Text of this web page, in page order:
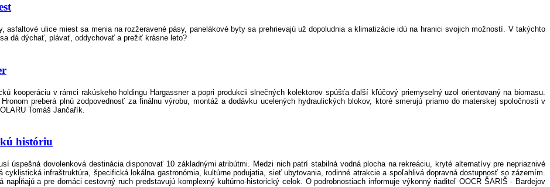
asfaltové ulice miest sa menia na rozžeravené pásy, panelákové byty sa prehrievajú už dopoludnia a klimatizácie idú na hranici svojich možností. V takýchto
dá dýchať, plávať, oddychovať a prežiť krásne leto?
kooperáciu v rámci rakúskeho holdingu Hargassner a popri produkcii slnečných kolektorov spúšťa ďalší kľúčový priemyselný uzol orientovaný na biomasu.
preberá plnú zodpovednosť za finálnu výrobu, montáž a dodávku ucelených hydraulických blokov, ktoré smerujú priamo do materskej spoločnosti v
Tomáš Jančařík.
históriu
úspešná dovolenková destinácia disponovať 10 základnými atribútmi. Medzi nich patrí stabilná vodná plocha na rekreáciu, kryté alternatívy pre nepriaznivé
infraštruktúra, špecifická lokálna gastronómia, kultúrne podujatia, sieť ubytovania, rodinné atrakcie a spoľahlivá dopravná dostupnosť so zázemím.
a pre domáci cestovný ruch predstavujú komplexný kultúrno-historický celok. O podrobnostiach informuje výkonný riaditeľ OOCR ŠARIŠ - Bardejov